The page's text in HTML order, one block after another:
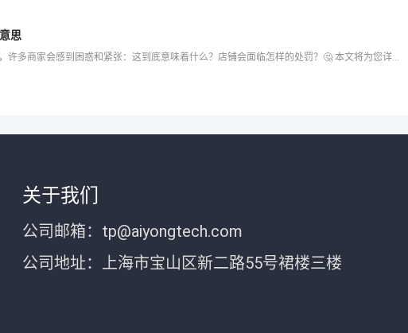
思
在拼多多后台收到“违规经营限制一次”的通知，许多商家会感到困惑和紧张：这到底意味着什么？店铺会面临怎样的处罚？🤔 本文将为您详细解读这一通知的真实含义，解析限制的具体内容，
关于我们
公司邮箱：tp@aiyongtech.com
公司地址：上海市宝山区新二路55号裙楼三楼